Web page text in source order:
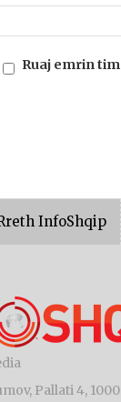
Ruaj emrin
InfoShqip
Pallati 4,